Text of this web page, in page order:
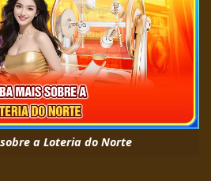
a Loteria do Norte